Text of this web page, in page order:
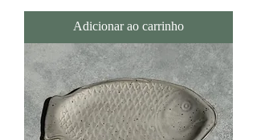
Adicionar ao carrinho